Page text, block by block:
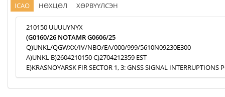
ICAO НӨХЦӨЛ ХӨРВҮҮЛСЭН
210150 UUUUYNYX
(G0160/26 NOTAMR G0606/25
Q)UNKL/QGWXX/IV/NBO/EA/000/999/5610N09230E300
A)UNKL B)2604210150 C)2704212359 EST
E)KRASNOYARSK FIR SECTOR 1, 3: GNSS SIGNAL INTERRUPTIONS